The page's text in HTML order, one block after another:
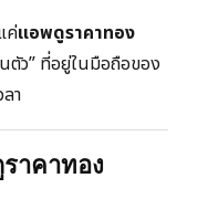
ค่แอพดูราคาทอง
ตัว” ที่อยู่ในมือถือของ
า
าคาทอง